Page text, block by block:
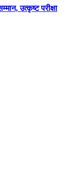
उत्कृष्ट परीक्षा